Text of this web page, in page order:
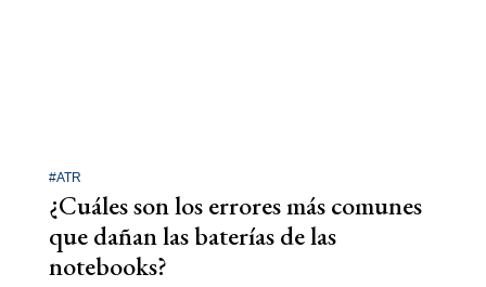
#ATR
¿Cuáles son los errores más comunes
que dañan las baterías de las
notebooks?